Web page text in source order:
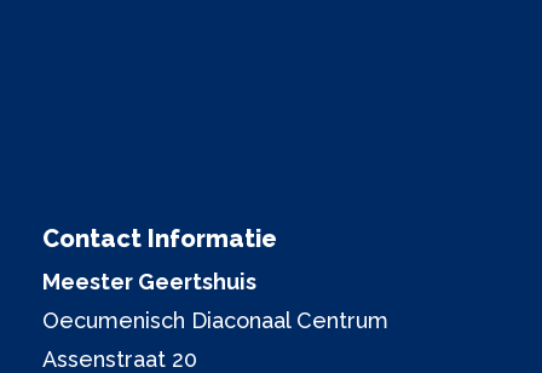
Contact Informatie
Meester Geertshuis
Oecumenisch Diaconaal Centrum
Assenstraat 20